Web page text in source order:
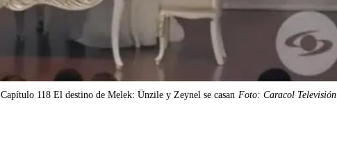
Capítulo 118 El destino de Melek: Ünzile y Zeynel se casan Foto: Caracol Televisión